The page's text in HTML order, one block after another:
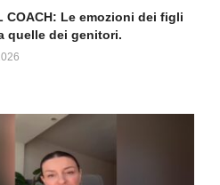
COACH: Le emozioni dei figli
quelle dei genitori.